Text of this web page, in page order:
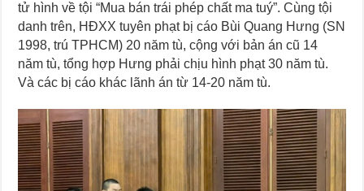
tử hình về tội “Mua bán trái phép chất ma tuý”. Cùng tội
danh trên, HĐXX tuyên phạt bị cáo Bùi Quang Hưng (SN
1998, trú TPHCM) 20 năm tù, cộng với bản án cũ 14
năm tù, tổng hợp Hưng phải chịu hình phạt 30 năm tù.
Và các bị cáo khác lãnh án từ 14-20 năm tù.